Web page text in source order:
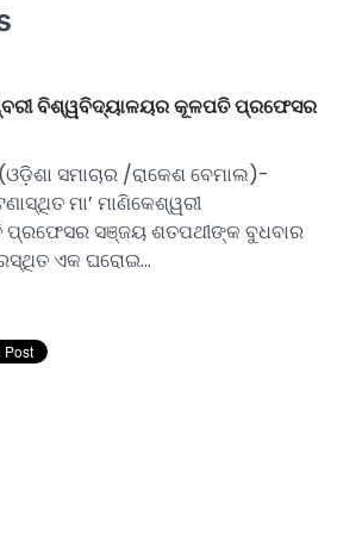
ବିଶ୍ୱବିଦ୍ୟାଳୟର କୂଳପତି ପ୍ରଫେସର
ସମାଚାର /ରାକେଶ ବେମାଲ)-
ମା’ ମାଣିକେଶ୍ୱରୀ
ସଞ୍ଜୟ ଶତପଥୀଙ୍କ ବୁଧବାର
ଏକ ଘରୋଇ…